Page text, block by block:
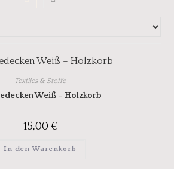
Textiles & Stoffe
Weiß – Holzkorb
15,00 €
In den Warenkorb